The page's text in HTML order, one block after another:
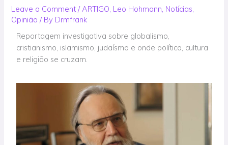
Leave a Comment /ARTIGO, Leo Hohmann, Notícias,
Opinião / By Drmfrank
Reportagem investigativa sobre globalismo,
cristianismo, islamismo, judaísmo e onde política, cultura
e religião se cruzam.